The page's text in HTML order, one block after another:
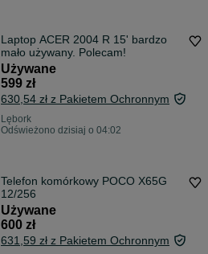
Laptop ACER 2004 R 15' bardzo
mało używany. Polecam!
Używane
599 zł
630,54 zł z Pakietem Ochronnym
Lębork
Odświeżono dzisiaj o 04:02
Telefon komórkowy POCO X65G
12/256
Używane
600 zł
631,59 zł z Pakietem Ochronnym